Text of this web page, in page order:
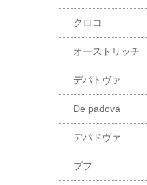
クロコ
オーストリッチ
デパトヴァ
De padova
デパドヴァ
プフ